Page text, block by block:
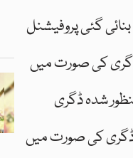
گئی پروفیشنل
ڈگری کی صورت میں
شدہ ڈگری
ڈگری کی صورت میں